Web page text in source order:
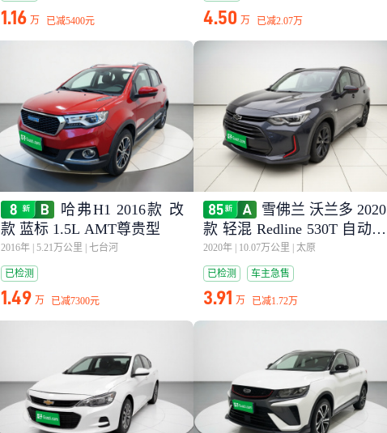
1.16 万 已减5400元 4.50 万 已减2.07万
哈弗H1 2016款 改
款 蓝标 1.5L AMT尊贵型
2016年 5.21万公里 七台河
已检测
1.49 万 已减7300元
雪佛兰 沃兰多 2020
款 轻混 Redline 530T 自动纵
享版（5+2款）
2020年 10.07万公里 太原
已检测 车主急售
3.91 万 已减1.72万